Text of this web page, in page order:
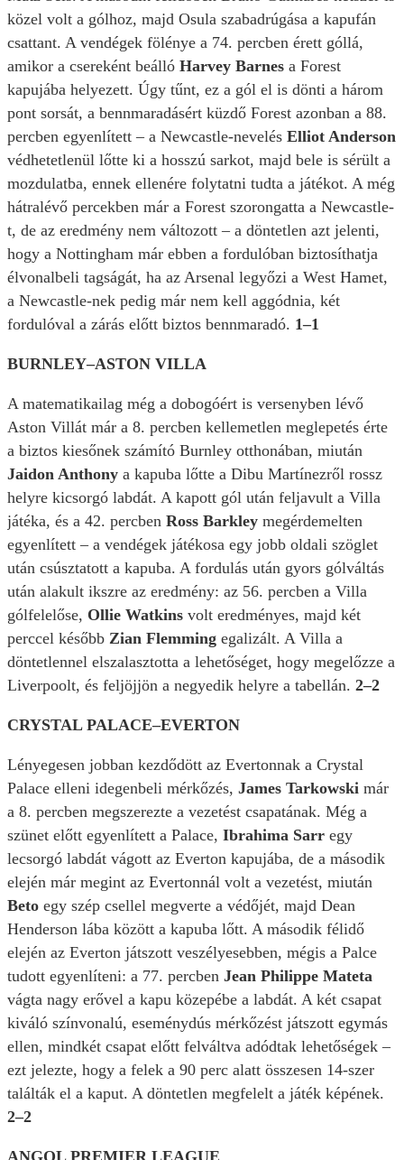
közel volt a gólhoz, majd Osula szabadrúgása a kapufán
csattant. A vendégek fölénye a 74. percben érett góllá,
amikor a csereként beálló Harvey Barnes a Forest
kapujába helyezett. Úgy tűnt, ez a gól el is dönti a három
pont sorsát, a bennmaradásért küzdő Forest azonban a 88.
percben egyenlített – a Newcastle-nevelés Elliot Anderson
védhetetlenül lőtte ki a hosszú sarkot, majd bele is sérült a
mozdulatba, ennek ellenére folytatni tudta a játékot. A még
hátralévő percekben már a Forest szorongatta a Newcastle-
t, de az eredmény nem változott – a döntetlen azt jelenti,
hogy a Nottingham már ebben a fordulóban biztosíthatja
élvonalbeli tagságát, ha az Arsenal legyőzi a West Hamet,
a Newcastle-nek pedig már nem kell aggódnia, két
fordulóval a zárás előtt biztos bennmaradó. 1–1
BURNLEY–ASTON VILLA
A matematikailag még a dobogóért is versenyben lévő
Aston Villát már a 8. percben kellemetlen meglepetés érte
a biztos kiesőnek számító Burnley otthonában, miután
Jaidon Anthony a kapuba lőtte a Dibu Martínezről rossz
helyre kicsorgó labdát. A kapott gól után feljavult a Villa
játéka, és a 42. percben Ross Barkley megérdemelten
egyenlített – a vendégek játékosa egy jobb oldali szöglet
után csúsztatott a kapuba. A fordulás után gyors gólváltás
után alakult ikszre az eredmény: az 56. percben a Villa
gólfelelőse, Ollie Watkins volt eredményes, majd két
perccel később Zian Flemming egalizált. A Villa a
döntetlennel elszalasztotta a lehetőséget, hogy megelőzze a
Liverpoolt, és feljöjjön a negyedik helyre a tabellán. 2–2
CRYSTAL PALACE–EVERTON
Lényegesen jobban kezdődött az Evertonnak a Crystal
Palace elleni idegenbeli mérkőzés, James Tarkowski már
a 8. percben megszerezte a vezetést csapatának. Még a
szünet előtt egyenlített a Palace, Ibrahima Sarr egy
lecsorgó labdát vágott az Everton kapujába, de a második
elején már megint az Evertonnál volt a vezetést, miután
Beto egy szép csellel megverte a védőjét, majd Dean
Henderson lába között a kapuba lőtt. A második félidő
elején az Everton játszott veszélyesebben, mégis a Palce
tudott egyenlíteni: a 77. percben Jean Philippe Mateta
vágta nagy erővel a kapu közepébe a labdát. A két csapat
kiváló színvonalú, eseménydús mérkőzést játszott egymás
ellen, mindkét csapat előtt felváltva adódtak lehetőségek –
ezt jelezte, hogy a felek a 90 perc alatt összesen 14-szer
találták el a kaput. A döntetlen megfelelt a játék képének.
2–2